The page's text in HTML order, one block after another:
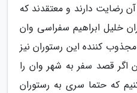
رضایت دارند و معتقدند که
خلیل ابراهیم سفراسی وان
کننده این رستوران نیز
اگر قصد سفر به شهر وان را
که حتما سری به رستوران